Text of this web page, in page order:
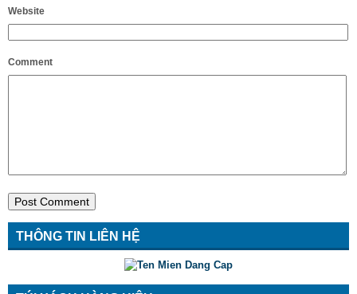
Website
Comment
THÔNG TIN LIÊN HỆ